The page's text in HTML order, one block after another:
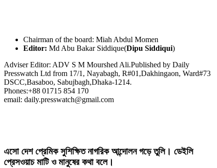
Chairman of the board: Miah Abdul Momen
Editor: Md Abu Bakar Siddique(Dipu Siddiqui)
Adviser Editor: ADV S M Mourshed Ali.Published by Daily
Presswatch Ltd from 17/1, Nayabagh, R#01,Dakhingaon, Ward#73
DSCC,Basaboo, Sabujbagh,Dhaka-1214.
Phones:+88 01715 854 170
email: daily.presswatch@gmail.com
এসো দেশ প্রেমিক সুশিক্ষিত নাগরিক আন্দোলন গড়ে তুলি। ডেইলি
প্রেসওয়াচ মাটি ও মানুষের কথা বলে।